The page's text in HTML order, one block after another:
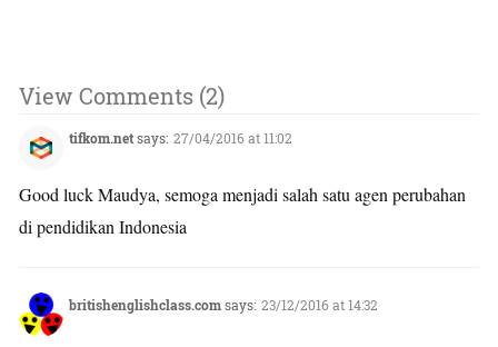
View Comments (2)
tifkom.netsays: 27/04/2016 at 11:02
Good luck Maudya, semoga menjadi salah satu agen perubahan
di pendidikan Indonesia
britishenglishclass.comsays: 23/12/2016 at 14:32